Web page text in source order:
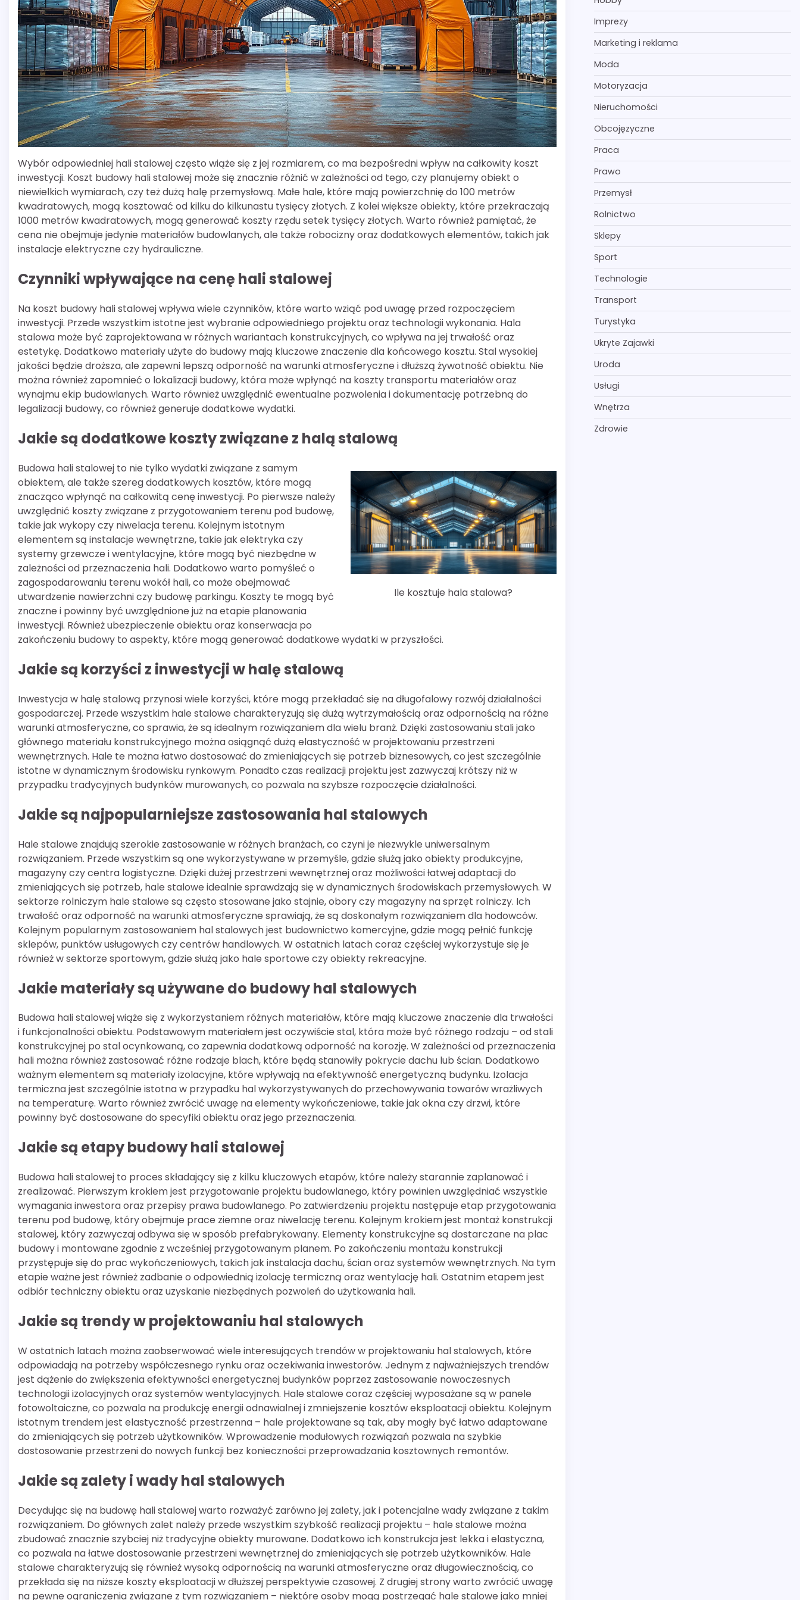
Wybór odpowiedniej hali stalowej często wiąże się z jej rozmiarem, co ma bezpośredni wpływ na całkowity koszt
inwestycji. Koszt budowy hali stalowej może się znacznie różnić w zależności od tego, czy planujemy obiekt o
niewielkich wymiarach, czy też dużą halę przemysłową. Małe hale, które mają powierzchnię do 100 metrów
kwadratowych, mogą kosztować od kilku do kilkunastu tysięcy złotych. Z kolei większe obiekty, które przekraczają
1000 metrów kwadratowych, mogą generować koszty rzędu setek tysięcy złotych. Warto również pamiętać, że
cena nie obejmuje jedynie materiałów budowlanych, ale także robocizny oraz dodatkowych elementów, takich jak
instalacje elektryczne czy hydrauliczne.
Czynniki wpływające na cenę hali stalowej
Na koszt budowy hali stalowej wpływa wiele czynników, które warto wziąć pod uwagę przed rozpoczęciem
inwestycji. Przede wszystkim istotne jest wybranie odpowiedniego projektu oraz technologii wykonania. Hala
stalowa może być zaprojektowana w różnych wariantach konstrukcyjnych, co wpływa na jej trwałość oraz
estetykę. Dodatkowo materiały użyte do budowy mają kluczowe znaczenie dla końcowego kosztu. Stal wysokiej
jakości będzie droższa, ale zapewni lepszą odporność na warunki atmosferyczne i dłuższą żywotność obiektu. Nie
można również zapomnieć o lokalizacji budowy, która może wpłynąć na koszty transportu materiałów oraz
wynajmu ekip budowlanych. Warto również uwzględnić ewentualne pozwolenia i dokumentację potrzebną do
legalizacji budowy, co również generuje dodatkowe wydatki.
Jakie są dodatkowe koszty związane z halą stalową
Ile kosztuje hala stalowa?
Budowa hali stalowej to nie tylko wydatki związane z samym
obiektem, ale także szereg dodatkowych kosztów, które mogą
znacząco wpłynąć na całkowitą cenę inwestycji. Po pierwsze należy
uwzględnić koszty związane z przygotowaniem terenu pod budowę,
takie jak wykopy czy niwelacja terenu. Kolejnym istotnym
elementem są instalacje wewnętrzne, takie jak elektryka czy
systemy grzewcze i wentylacyjne, które mogą być niezbędne w
zależności od przeznaczenia hali. Dodatkowo warto pomyśleć o
zagospodarowaniu terenu wokół hali, co może obejmować
utwardzenie nawierzchni czy budowę parkingu. Koszty te mogą być
znaczne i powinny być uwzględnione już na etapie planowania
inwestycji. Również ubezpieczenie obiektu oraz konserwacja po
zakończeniu budowy to aspekty, które mogą generować dodatkowe wydatki w przyszłości.
Jakie są korzyści z inwestycji w halę stalową
Inwestycja w halę stalową przynosi wiele korzyści, które mogą przekładać się na długofalowy rozwój działalności
gospodarczej. Przede wszystkim hale stalowe charakteryzują się dużą wytrzymałością oraz odpornością na różne
warunki atmosferyczne, co sprawia, że są idealnym rozwiązaniem dla wielu branż. Dzięki zastosowaniu stali jako
głównego materiału konstrukcyjnego można osiągnąć dużą elastyczność w projektowaniu przestrzeni
wewnętrznych. Hale te można łatwo dostosować do zmieniających się potrzeb biznesowych, co jest szczególnie
istotne w dynamicznym środowisku rynkowym. Ponadto czas realizacji projektu jest zazwyczaj krótszy niż w
przypadku tradycyjnych budynków murowanych, co pozwala na szybsze rozpoczęcie działalności.
Jakie są najpopularniejsze zastosowania hal stalowych
Hale stalowe znajdują szerokie zastosowanie w różnych branżach, co czyni je niezwykle uniwersalnym
rozwiązaniem. Przede wszystkim są one wykorzystywane w przemyśle, gdzie służą jako obiekty produkcyjne,
magazyny czy centra logistyczne. Dzięki dużej przestrzeni wewnętrznej oraz możliwości łatwej adaptacji do
zmieniających się potrzeb, hale stalowe idealnie sprawdzają się w dynamicznych środowiskach przemysłowych. W
sektorze rolniczym hale stalowe są często stosowane jako stajnie, obory czy magazyny na sprzęt rolniczy. Ich
trwałość oraz odporność na warunki atmosferyczne sprawiają, że są doskonałym rozwiązaniem dla hodowców.
Kolejnym popularnym zastosowaniem hal stalowych jest budownictwo komercyjne, gdzie mogą pełnić funkcję
sklepów, punktów usługowych czy centrów handlowych. W ostatnich latach coraz częściej wykorzystuje się je
również w sektorze sportowym, gdzie służą jako hale sportowe czy obiekty rekreacyjne.
Jakie materiały są używane do budowy hal stalowych
Budowa hali stalowej wiąże się z wykorzystaniem różnych materiałów, które mają kluczowe znaczenie dla trwałości
i funkcjonalności obiektu. Podstawowym materiałem jest oczywiście stal, która może być różnego rodzaju – od stali
konstrukcyjnej po stal ocynkowaną, co zapewnia dodatkową odporność na korozję. W zależności od przeznaczenia
hali można również zastosować różne rodzaje blach, które będą stanowiły pokrycie dachu lub ścian. Dodatkowo
ważnym elementem są materiały izolacyjne, które wpływają na efektywność energetyczną budynku. Izolacja
termiczna jest szczególnie istotna w przypadku hal wykorzystywanych do przechowywania towarów wrażliwych
na temperaturę. Warto również zwrócić uwagę na elementy wykończeniowe, takie jak okna czy drzwi, które
powinny być dostosowane do specyfiki obiektu oraz jego przeznaczenia.
Jakie są etapy budowy hali stalowej
Budowa hali stalowej to proces składający się z kilku kluczowych etapów, które należy starannie zaplanować i
zrealizować. Pierwszym krokiem jest przygotowanie projektu budowlanego, który powinien uwzględniać wszystkie
wymagania inwestora oraz przepisy prawa budowlanego. Po zatwierdzeniu projektu następuje etap przygotowania
terenu pod budowę, który obejmuje prace ziemne oraz niwelację terenu. Kolejnym krokiem jest montaż konstrukcji
stalowej, który zazwyczaj odbywa się w sposób prefabrykowany. Elementy konstrukcyjne są dostarczane na plac
budowy i montowane zgodnie z wcześniej przygotowanym planem. Po zakończeniu montażu konstrukcji
przystępuje się do prac wykończeniowych, takich jak instalacja dachu, ścian oraz systemów wewnętrznych. Na tym
etapie ważne jest również zadbanie o odpowiednią izolację termiczną oraz wentylację hali. Ostatnim etapem jest
odbiór techniczny obiektu oraz uzyskanie niezbędnych pozwoleń do użytkowania hali.
Jakie są trendy w projektowaniu hal stalowych
W ostatnich latach można zaobserwować wiele interesujących trendów w projektowaniu hal stalowych, które
odpowiadają na potrzeby współczesnego rynku oraz oczekiwania inwestorów. Jednym z najważniejszych trendów
jest dążenie do zwiększenia efektywności energetycznej budynków poprzez zastosowanie nowoczesnych
technologii izolacyjnych oraz systemów wentylacyjnych. Hale stalowe coraz częściej wyposażane są w panele
fotowoltaiczne, co pozwala na produkcję energii odnawialnej i zmniejszenie kosztów eksploatacji obiektu. Kolejnym
istotnym trendem jest elastyczność przestrzenna – hale projektowane są tak, aby mogły być łatwo adaptowane
do zmieniających się potrzeb użytkowników. Wprowadzenie modułowych rozwiązań pozwala na szybkie
dostosowanie przestrzeni do nowych funkcji bez konieczności przeprowadzania kosztownych remontów.
Jakie są zalety i wady hal stalowych
Decydując się na budowę hali stalowej warto rozważyć zarówno jej zalety, jak i potencjalne wady związane z takim
rozwiązaniem. Do głównych zalet należy przede wszystkim szybkość realizacji projektu – hale stalowe można
zbudować znacznie szybciej niż tradycyjne obiekty murowane. Dodatkowo ich konstrukcja jest lekka i elastyczna,
co pozwala na łatwe dostosowanie przestrzeni wewnętrznej do zmieniających się potrzeb użytkowników. Hale
stalowe charakteryzują się również wysoką odpornością na warunki atmosferyczne oraz długowiecznością, co
przekłada się na niższe koszty eksploatacji w dłuższej perspektywie czasowej. Z drugiej strony warto zwrócić uwagę
na pewne ograniczenia związane z tym rozwiązaniem – niektóre osoby mogą postrzegać hale stalowe jako mniej
Imprezy
Marketing i reklama
Moda
Motoryzacja
Nieruchomości
Obcojęzyczne
Praca
Prawo
Przemysł
Rolnictwo
Sklepy
Sport
Technologie
Transport
Turystyka
Ukryte Zajawki
Uroda
Usługi
Wnętrza
Zdrowie